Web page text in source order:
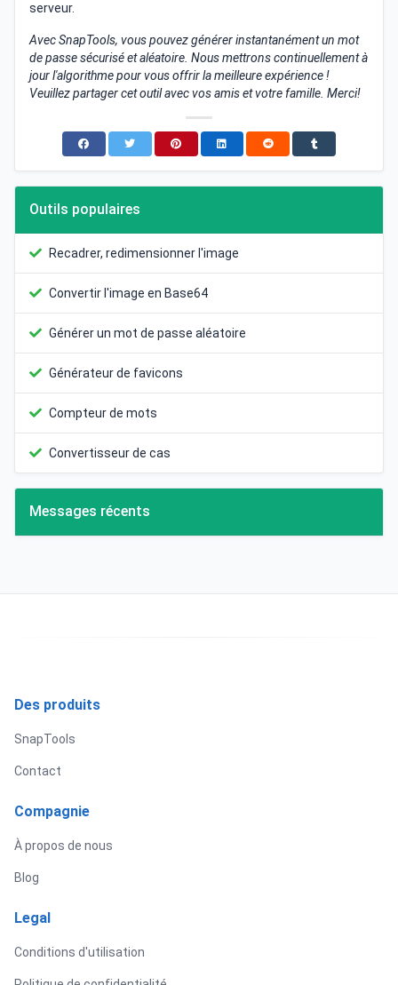
serveur.
Avec SnapTools, vous pouvez générer instantanément un mot
de passe sécurisé et aléatoire. Nous mettrons continuellement à
jour l'algorithme pour vous offrir la meilleure expérience !
Veuillez partager cet outil avec vos amis et votre famille. Merci!
Outils populaires
Recadrer, redimensionner l'image
Convertir l'image en Base64
Générer un mot de passe aléatoire
Générateur de favicons
Compteur de mots
Convertisseur de cas
Messages récents
Des produits
SnapTools
Contact
Compagnie
À propos de nous
Blog
Legal
Conditions d'utilisation